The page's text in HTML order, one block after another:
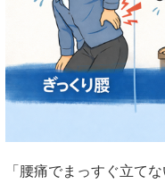
「腰痛でまっすぐ立て